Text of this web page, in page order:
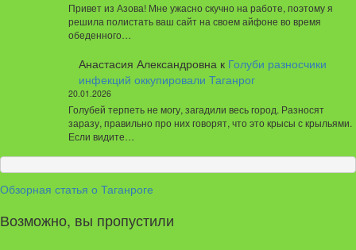
Привет из Азова! Мне ужасно скучно на работе, поэтому я
решила полистать ваш сайт на своем айфоне во время
обеденного…
Анастасия Александровна к Голуби разносчики
инфекций оккупировали Таганрог
20.01.2026
Голубей терпеть не могу, загадили весь город. Разносят
заразу, правильно про них говорят, что это крысы с крыльями.
Если видите…
Обзорная статья о Таганроге
Возможно, вы пропустили